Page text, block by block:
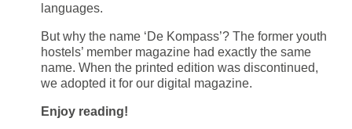
languages.
But why the name ‘De Kompass’? The former youth
hostels’ member magazine had exactly the same
name. When the printed edition was discontinued,
we adopted it for our digital magazine.
Enjoy reading!